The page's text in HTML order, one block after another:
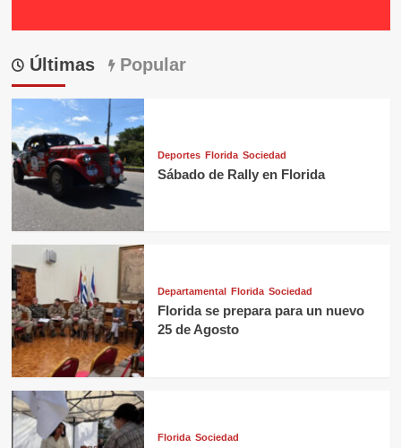
Últimas Popular
Deportes Florida Sociedad
Sábado de Rally en Florida
Departamental Florida Sociedad
Florida se prepara para un nuevo
25 de Agosto
Florida Sociedad